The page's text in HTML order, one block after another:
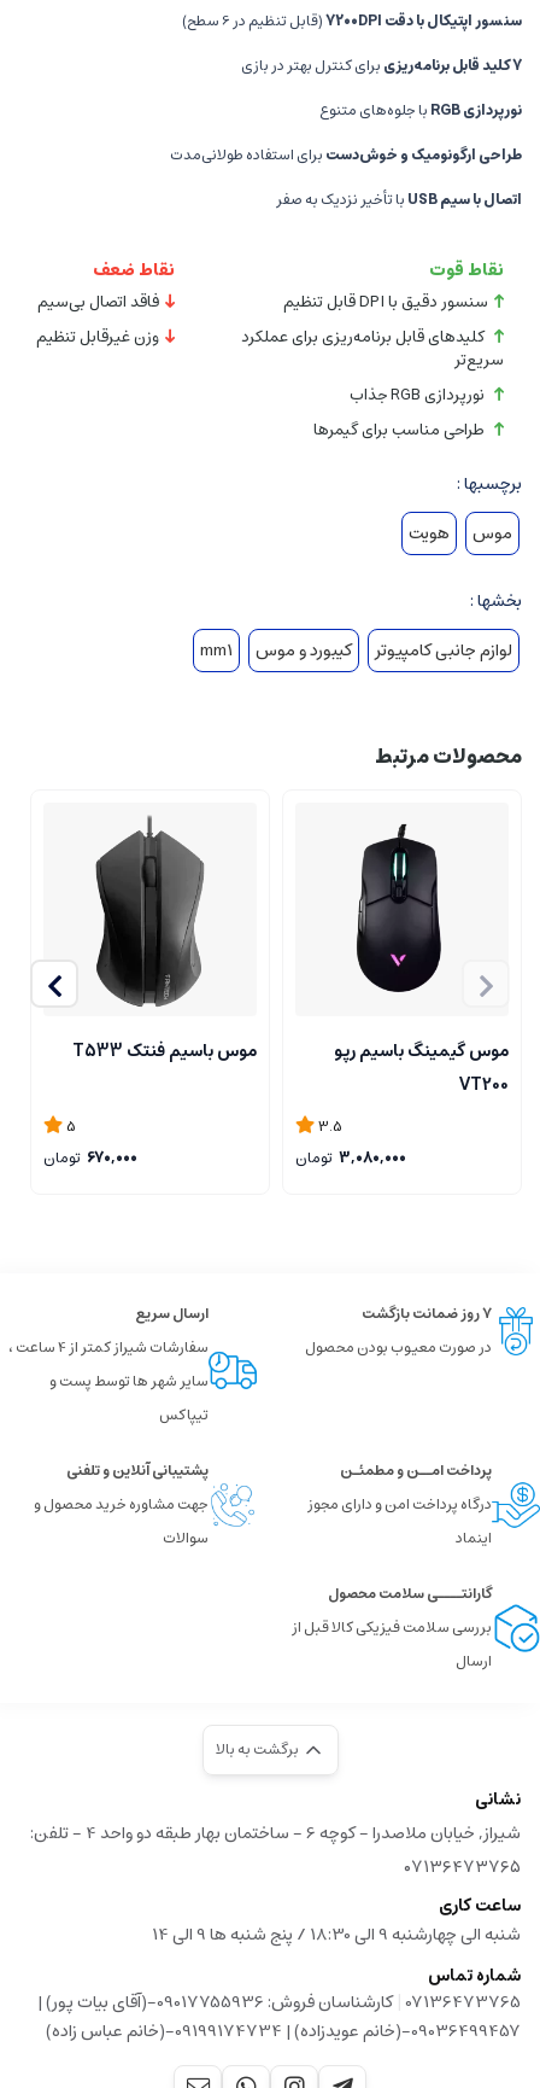
سنسور اپتیکال با دقت 7200DPI
(قابل تنظیم در 6 سطح)
7 کلید قابل برنامه‌ریزی
برای کنترل بهتر در بازی
نورپردازی RGB
با جلوه‌های متنوع
طراحی ارگونومیک و خوش‌دستبرای استفاده طولانی‌مدت
اتصال با سیم USB
با تأخیر نزدیک به صفر
نقاط قوت
سنسور دقیق با DPI قابل تنظیم
کلیدهای قابل برنامه‌ریزی برای عملکرد
سریع‌تر
نورپردازی RGB جذاب
طراحی مناسب برای گیمرها
نقاط ضعف
فاقد اتصال بی‌سیم
وزن غیرقابل تنظیم
برچسبها :
موس
هویت
بخشها :
لوازم جانبی کامپیوتر
کیبورد و موس mm1
محصولات مرتبط
موس گیمینگ باسیم رپو
VT200
3.5
3,080,000 تومان
موس باسیم فنتک T533
5
670,000 تومان
۷ روز ضمانت بازگشت
در صورت معیوب بودن محصول
ارسال سریع
سفارشات شیراز کمتر از 4 ساعت ،
سایر شهر ها توسط پست و
تیپاکس
پرداخت امــن و مطمئـن
درگاه پرداخت امن و دارای مجوز
اینماد
پشتیبانی آنلاین و تلفنی
جهت مشاوره خرید محصول و
سوالات
گارانتــــی سلامت محصول
بررسی سلامت فیزیکی کالا قبل از
ارسال
برگشت به بالا
نشانی
شیراز, خیابان ملاصدرا - کوچه 6 - ساختمان بهار طبقه دو واحد 4 - تلفن:
۰۷۱۳۶۴۷۳۷۶۵
ساعت کاری
شنبه الی چهارشنبه 9 الی 18:30 / پنج شنبه ها 9 الی 14
شماره تماس
07136473765
|
کارشناسان فروش: 09017755936-(آقای بیات پور) |
09036499457-(خانم عویدزاده) | 09199174734-(خانم عباس زاده)